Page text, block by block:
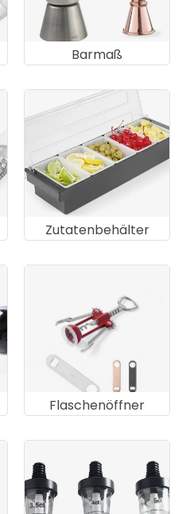
Barmaß
Zutatenbehälter
Flaschenöffner